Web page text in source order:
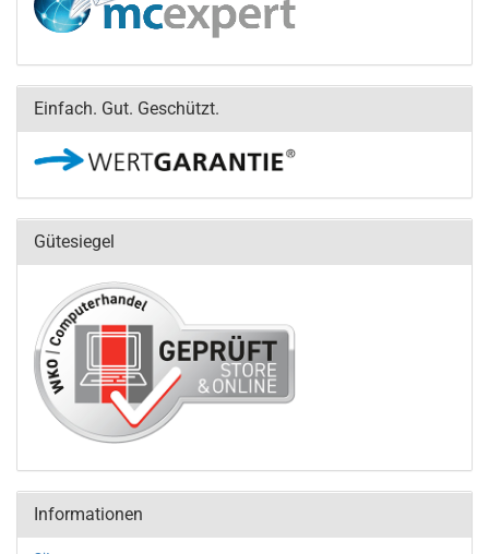
Einfach. Gut. Geschützt.
Gütesiegel
Informationen